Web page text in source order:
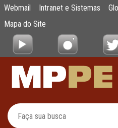
Pular para o Conteúdo principal
Serra Talhada recebe
Webmail Intranet e Sistemas
Mapa do Site